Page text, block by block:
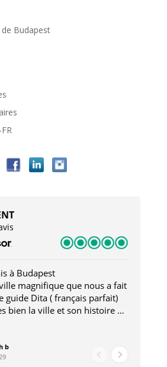
Budapest
à Budapest
magnifique que nous a fait
guide Dita ( français parfait)
bien la ville et son histoire et
d'accéder à des lieux
. A la fin de notre séjour
avec une amie qu' une guide
b